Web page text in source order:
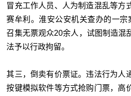
冒充工作人员、人为制造混乱等方
赛牟利。淮安公安机关查办的一
召集无票观众20余人，试图制造混
法予以行政拘留。
其三，倒卖有价票证。违法行为人
按键模拟软件等方式抢购门票，高